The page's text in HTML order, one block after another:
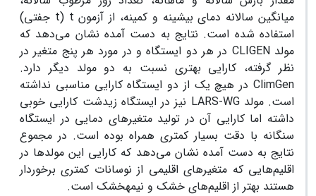
میانگین سالانه دمای بیشینه و کمینه، از آزمون t (t جفتی)
استفاده شده است. نتایج به دست آمده نشان می‌دهد که
مولد CLIGEN در هر دو ایستگاه و در مورد هر پنج متغیر در
نظر گرفته، کارایی بهتری نسبت به دو مولد دیگر دارد.
ClimGen در هیچ یک از دو ایستگاه کارایی مناسبی نداشته
است. مولد LARS-WG نیز در ایستگاه زیدشت کارایی خوبی
داشته اما کارایی آن در تولید متغیرهای دمایی در ایستگاه
سنگانه با دقت بسیار کمتری همراه بوده است. در مجموع
نتایج به دست آمده نشان می‌دهد که کارایی این مولدها در
اقلیم‌هایی که متغیرهای اقلیمی از نوسانات کمتری برخوردار
هستند بهتر از اقلیم‌های خشک و نیمه­خشک است.